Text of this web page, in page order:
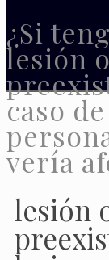
¿Si
lesión
caso
vería
lesión